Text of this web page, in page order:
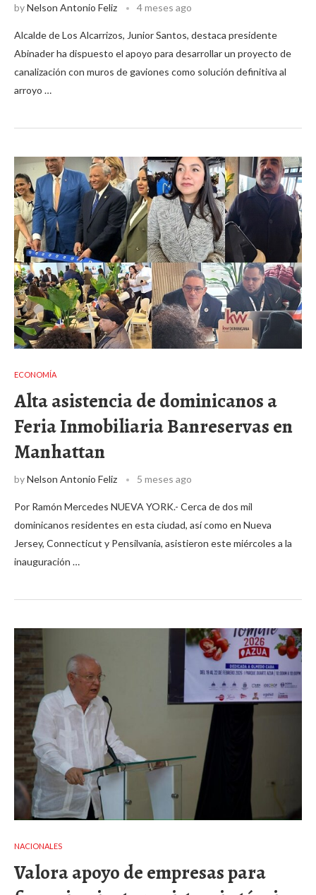
byNelson Antonio Feliz 4 meses ago
Alcalde de Los Alcarrizos, Junior Santos, destaca presidente
Abinader ha dispuesto el apoyo para desarrollar un proyecto de
canalización con muros de gaviones como solución definitiva al
arroyo …
ECONOMÍA
Alta asistencia de dominicanos a
Feria Inmobiliaria Banreservas en
Manhattan
byNelson Antonio Feliz 5 meses ago
Por Ramón Mercedes NUEVA YORK.- Cerca de dos mil
dominicanos residentes en esta ciudad, así como en Nueva
Jersey, Connecticut y Pensilvania, asistieron este miércoles a la
inauguración …
NACIONALES
Valora apoyo de empresas para